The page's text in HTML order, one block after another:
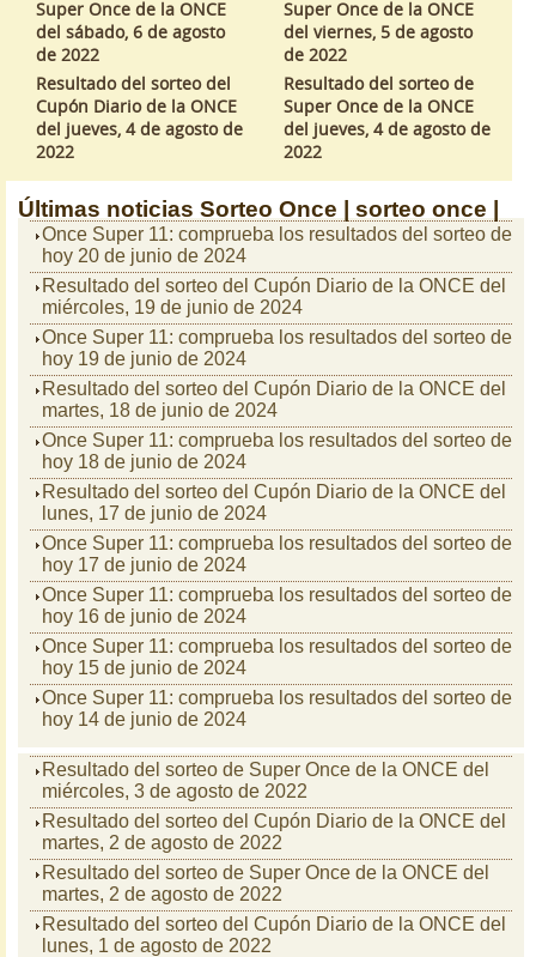
Super Once de la ONCE
del sábado, 6 de agosto
de 2022
Super Once de la ONCE
del viernes, 5 de agosto
de 2022
Resultado del sorteo del
Cupón Diario de la ONCE
del jueves, 4 de agosto de
2022
Resultado del sorteo de
Super Once de la ONCE
del jueves, 4 de agosto de
2022
Últimas noticias Sorteo Once | sorteo once |
Once Super 11: comprueba los resultados del sorteo de
hoy 20 de junio de 2024
Resultado del sorteo del Cupón Diario de la ONCE del
miércoles, 19 de junio de 2024
Once Super 11: comprueba los resultados del sorteo de
hoy 19 de junio de 2024
Resultado del sorteo del Cupón Diario de la ONCE del
martes, 18 de junio de 2024
Once Super 11: comprueba los resultados del sorteo de
hoy 18 de junio de 2024
Resultado del sorteo del Cupón Diario de la ONCE del
lunes, 17 de junio de 2024
Once Super 11: comprueba los resultados del sorteo de
hoy 17 de junio de 2024
Once Super 11: comprueba los resultados del sorteo de
hoy 16 de junio de 2024
Once Super 11: comprueba los resultados del sorteo de
hoy 15 de junio de 2024
Once Super 11: comprueba los resultados del sorteo de
hoy 14 de junio de 2024
Resultado del sorteo de Super Once de la ONCE del
miércoles, 3 de agosto de 2022
Resultado del sorteo del Cupón Diario de la ONCE del
martes, 2 de agosto de 2022
Resultado del sorteo de Super Once de la ONCE del
martes, 2 de agosto de 2022
Resultado del sorteo del Cupón Diario de la ONCE del
lunes, 1 de agosto de 2022